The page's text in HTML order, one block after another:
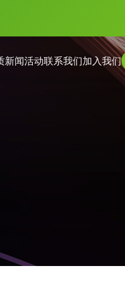
新闻活动联系我们加入我们